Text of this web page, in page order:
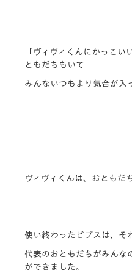
「ヴィヴィくんにかっこ
ともだちもいて
みんないつもより気合が入
ヴィヴィくんは、おともだ
使い終わったビブスは、そ
代表のおともだちがみんな
ができました。